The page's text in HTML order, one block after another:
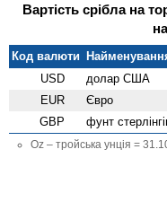
Вартість срібла на
Код валюти
USD
долар США
EUR Євро
GBP фунт
Oz – тройська унція =